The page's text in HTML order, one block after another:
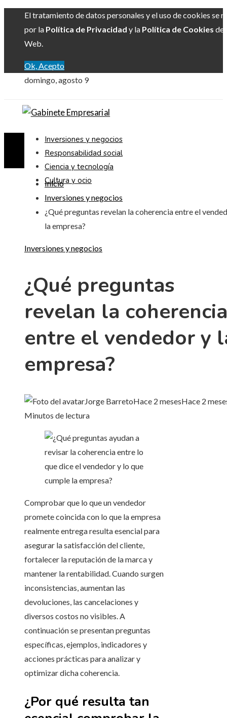
El tratamiento de datos personales y el uso de cookies se
por la Política de Privacidad y la Política de Cookies
Web.
Ok, Acepto
domingo, agosto 9
Inversiones y negocios
Responsabilidad social
Ciencia y tecnología
Cultura y ocio
Inicio
Inversiones y negocios
¿Qué preguntas revelan la coherencia entre el
la empresa?
Inversiones y negocios
¿Qué preguntas
revelan la coherencia
entre el vendedor y
empresa?
Jorge BarretoHace 2 mesesHace 2
Minutos de lectura
Comprobar que lo que un vendedor
promete coincida con lo que la empresa
realmente entrega resulta esencial para
asegurar la satisfacción del cliente,
fortalecer la reputación de la marca y
mantener la rentabilidad. Cuando surgen
inconsistencias, aumentan las
devoluciones, las cancelaciones y
diversos costos no visibles. A
continuación se presentan preguntas
específicas, ejemplos, indicadores y
acciones prácticas para analizar y
optimizar dicha coherencia.
¿Por qué resulta tan